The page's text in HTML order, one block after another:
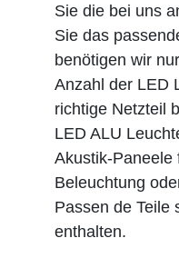
Sie die bei uns
Sie das
benötigen wir
Anzahl der LED
richtige Netzteil
LED ALU
Akustik-Paneele
Beleuchtung
Passen de Teile
enthalten.